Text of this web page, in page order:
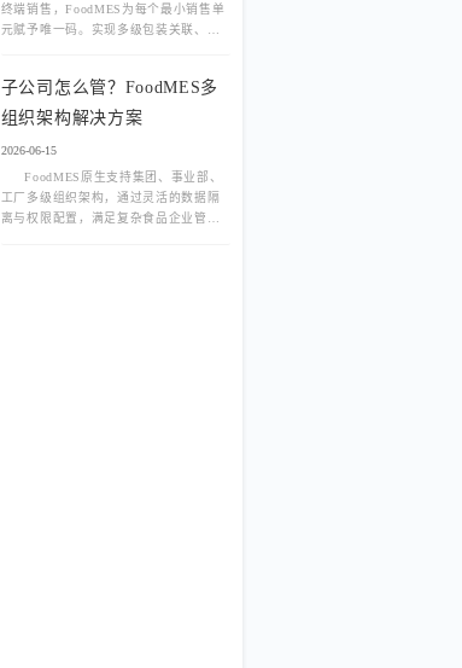
终端销售，FoodMES为每个最小销售单
元赋予唯一码。实现多级包装关联、防
营销双重需求。
子公司怎么管？FoodMES多
组织架构解决方案
2026-06-15
FoodMES原生支持集团、事业部、
工厂多级组织架构，通过灵活的数据隔
离与权限配置，满足复杂食品企业管理